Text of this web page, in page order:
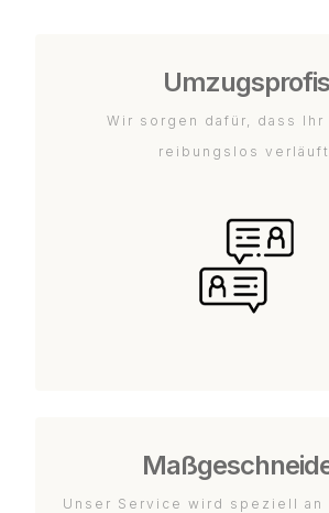
Umzugsprofis
Wir sorgen dafür, dass Ihr
reibungslos verläuft.
Unser Service wird speziell an